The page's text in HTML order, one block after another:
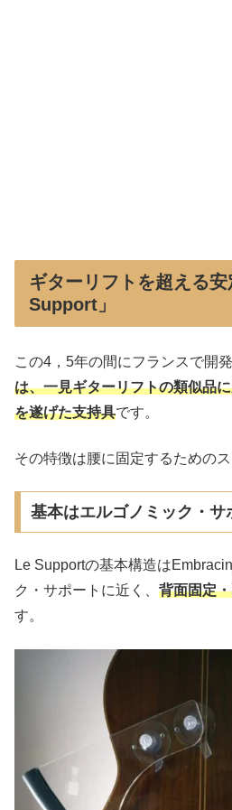
ギターリフトを超える
Support」
この4，5年の間にフランスで開
は、一見ギターリフトの類似品
を遂げた支持具です。
その特徴は腰に固定するための
基本はエルゴノミック・サ
Le Supportの基本構造は
ク・サポートに近く、 背面固定
す。